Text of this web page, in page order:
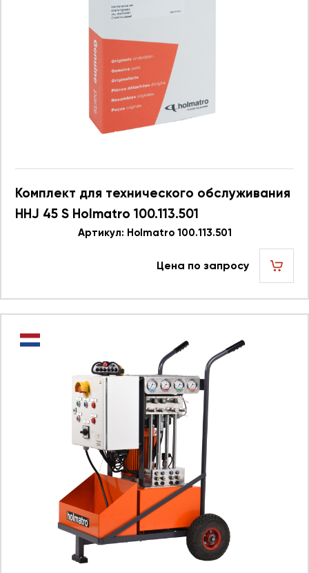
Комплект для технического обслуживания
HHJ 45 S Holmatro 100.113.501
Артикул: Holmatro 100.113.501
Цена по запросу